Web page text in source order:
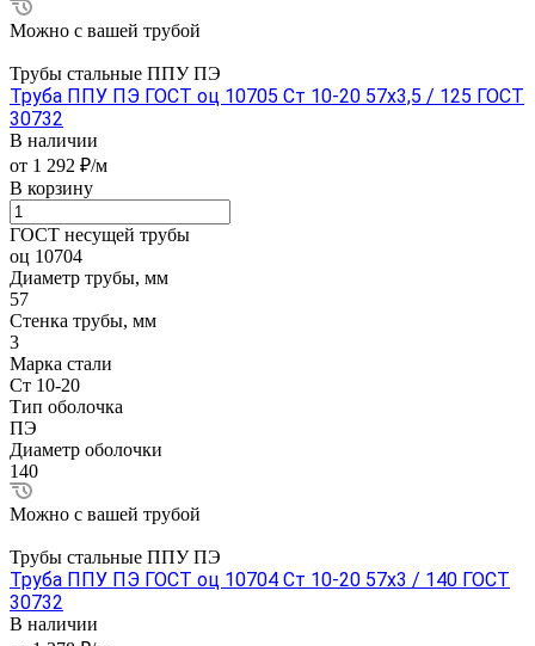
Можно с вашей трубой
Трубы стальные ППУ ПЭ
Труба ППУ ПЭ ГОСТ оц 10705 Ст 10-20 57x3,5 / 125 ГОСТ
30732
В наличии
от 1 292 ₽/м
В корзину
ГОСТ несущей трубы
оц 10704
Диаметр трубы, мм
57
Стенка трубы, мм
3
Марка стали
Ст 10-20
Тип оболочка
ПЭ
Диаметр оболочки
140
Можно с вашей трубой
Трубы стальные ППУ ПЭ
Труба ППУ ПЭ ГОСТ оц 10704 Ст 10-20 57x3 / 140 ГОСТ
30732
В наличии